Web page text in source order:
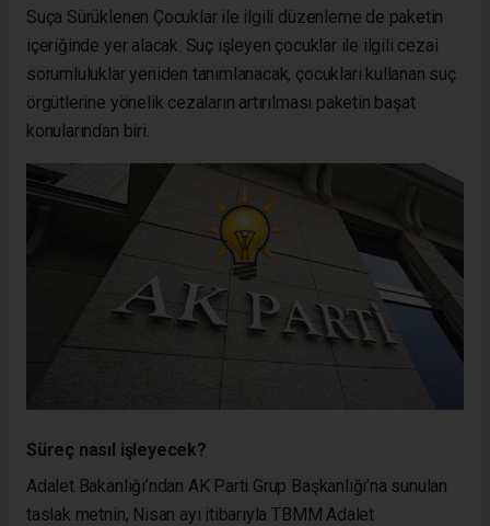
Suça Sürüklenen Çocuklar ile ilgili düzenleme de paketin
içeriğinde yer alacak. Suç işleyen çocuklar ile ilgili cezai
sorumluluklar yeniden tanımlanacak, çocukları kullanan suç
örgütlerine yönelik cezaların artırılması paketin başat
konularından biri.
Süreç nasıl işleyecek?
Adalet Bakanlığı’ndan AK Parti Grup Başkanlığı’na sunulan
taslak metnin, Nisan ayı itibarıyla TBMM Adalet